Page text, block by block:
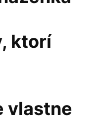
ktorí
vlastne